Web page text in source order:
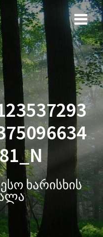
ხარისხის